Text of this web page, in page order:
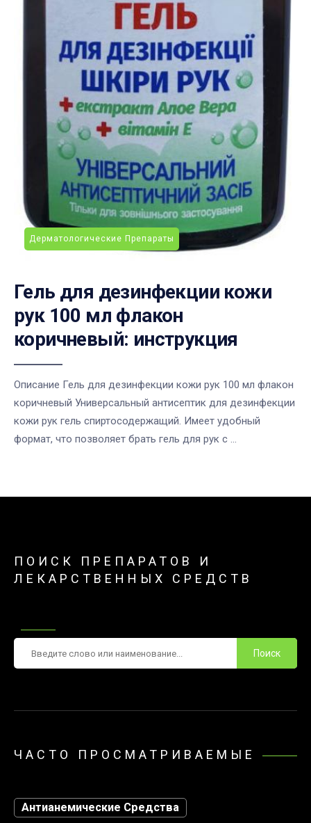
Дерматологические Препараты
Гель для дезинфекции кожи
рук 100 мл флакон
коричневый: инструкция
Описание Гель для дезинфекции кожи рук 100 мл флакон
коричневый Универсальный антисептик для дезинфекции
кожи рук гель спиртосодержащий. Имеет удобный
формат, что позволяет брать гель для рук с ...
ПОИСК ПРЕПАРАТОВ И
ЛЕКАРСТВЕННЫХ СРЕДСТВ
Поиск
ЧАСТО ПРОСМАТРИВАЕМЫЕ
Антианемические Средства